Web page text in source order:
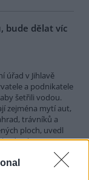
bude dělat víc
úřad v Jihlavě
a podnikatele
šetřili vodou.
zejména mytí aut,
trávníků a
ploch, uvedl
víc
platí pro